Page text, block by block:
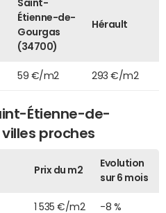
Saint-
Étienne-de-
Gourgas
(34700)
Hérault
59 €/m2 293 €/m2
Étienne-de-
proches
Prix du m2
Evolution
sur 6 mois
1 535 €/m2 -8 %